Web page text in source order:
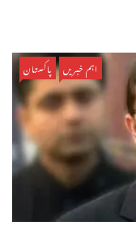
اہم خبریں پاکستان